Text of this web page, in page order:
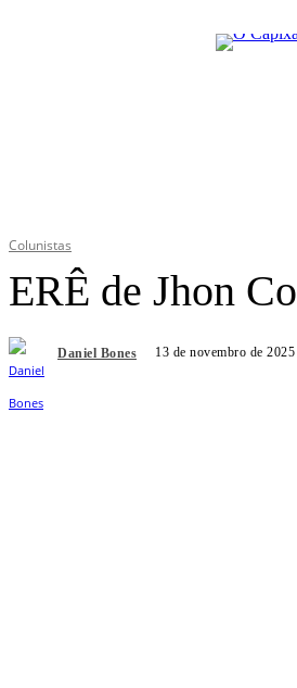
Colunistas
ERÊ de Jhon
Daniel Bones 13 de novembro de 2025